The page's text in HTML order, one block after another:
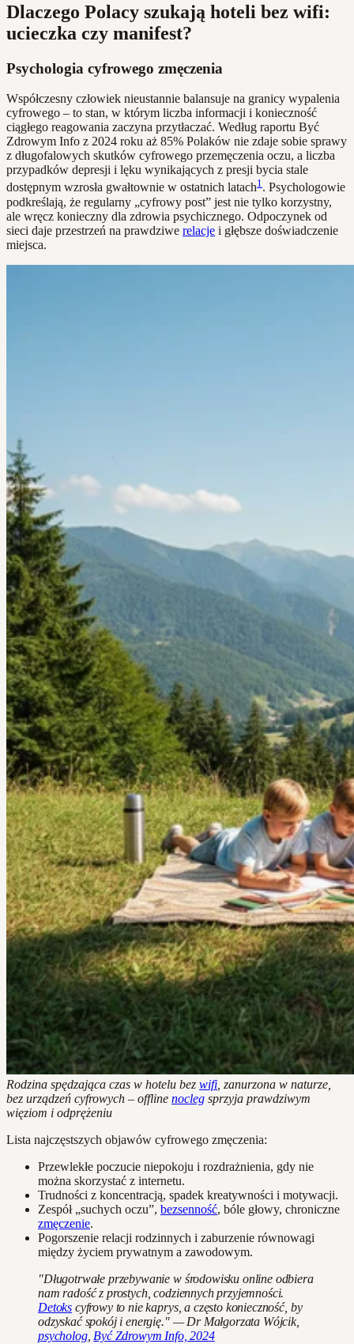
Dlaczego Polacy szukają hoteli bez wifi:
ucieczka czy manifest?
Psychologia cyfrowego zmęczenia
Współczesny człowiek nieustannie balansuje na granicy wypalenia
cyfrowego – to stan, w którym liczba informacji i konieczność
ciągłego reagowania zaczyna przytłaczać. Według raportu Być
Zdrowym Info z 2024 roku aż 85% Polaków nie zdaje sobie sprawy
z długofalowych skutków cyfrowego przemęczenia oczu, a liczba
przypadków depresji i lęku wynikających z presji bycia stale
dostępnym wzrosła gwałtownie w ostatnich latach1. Psychologowie
podkreślają, że regularny „cyfrowy post” jest nie tylko korzystny,
ale wręcz konieczny dla zdrowia psychicznego. Odpoczynek od
sieci daje przestrzeń na prawdziwe relacje i głębsze doświadczenie
miejsca.
Rodzina spędzająca czas w hotelu bez wifi , zanurzona w naturze,
bez urządzeń cyfrowych – offline nocleg sprzyja prawdziwym
więziom i odprężeniu
Lista najczęstszych objawów cyfrowego zmęczenia:
Przewlekłe poczucie niepokoju i rozdrażnienia, gdy nie
można skorzystać z internetu.
Trudności z koncentracją, spadek kreatywności i motywacji.
Zespół „suchych oczu”, bezsenność, bóle głowy, chroniczne
zmęczenie.
Pogorszenie relacji rodzinnych i zaburzenie równowagi
między życiem prywatnym a zawodowym.
"Długotrwałe przebywanie w środowisku online odbiera
nam radość z prostych, codziennych przyjemności.
Detoks cyfrowy to nie kaprys, a często konieczność, by
odzyskać spokój i energię." — Dr Małgorzata Wójcik,
psycholog, Być Zdrowym Info, 2024